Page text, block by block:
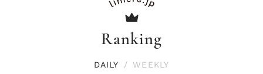
Ranking
DAILY / WEEKLY